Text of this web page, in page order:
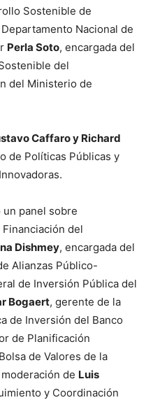
Sostenible de
Nacional de
Perla Soto, encargada del
del
del Ministerio de
Caffaro y Richard
de Políticas Públicas y
un panel sobre
del
Dishmey, encargada del
Alianzas Público-
de Inversión Pública del
Bogaert, gerente de la
de Inversión del Banco
de Planificación
de Valores de la
de Luis
y Coordinación